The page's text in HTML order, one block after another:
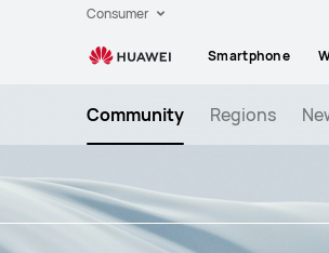
Consumer
Smartphone
Community
Regions